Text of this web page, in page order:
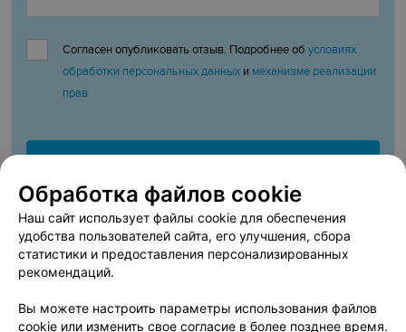
Согласен опубликовать отзыв. Подробнее обусловиях
обработки персональных данных и механизме реализации
прав
Нажимая кнопку «Добавить отзыв», вы принимаетеусловия
Пользовательского соглашения
На портале Afisha.relax.by можно купить билеты на
концерт музыкального шоу «‎Брэнд Бэнд», который
Обработка файлов cookie
Наш сайт использует файлы cookie для обеспечения
удобства пользователей сайта, его улучшения, сбора
статистики и предоставления персонализированных
рекомендаций.
Вы можете настроить параметры использования файлов
cookie или изменить свое согласие в более позднее время.